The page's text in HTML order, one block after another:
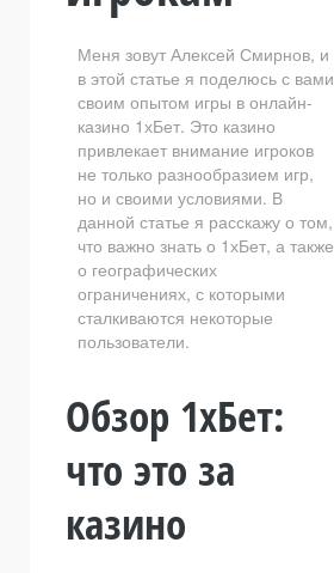
Меня зовут Алексей Смирнов, и
в этой статье я поделюсь с вами
своим опытом игры в онлайн-
казино 1хБет. Это казино
привлекает внимание игроков
не только разнообразием игр,
но и своими условиями. В
данной статье я расскажу о том,
что важно знать о 1хБет, а также
о географических
ограничениях, с которыми
сталкиваются некоторые
пользователи.
Обзор 1хБет:
что это за
казино